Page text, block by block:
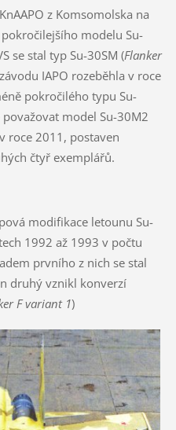
z Komsomolska na
modelu Su-
se stal typ Su-30SM (Flanker
IAPO rozeběhla v roce
pokročilého typu Su-
považovat model Su-30M2
roce 2011, postaven
čtyř exemplářů.
modifikace letounu Su-
1992 až 1993 v počtu
prvního z nich se stal
druhý vznikl konverzí
F variant 1)